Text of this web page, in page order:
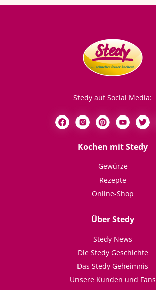
Stedy auf Social Media:
Kochen mit Stedy
Gewürze
Rezepte
Online-Shop
Über Stedy
Stedy News
Die Stedy Geschichte
Das Stedy Geheimnis
Unsere Kunden und Fans